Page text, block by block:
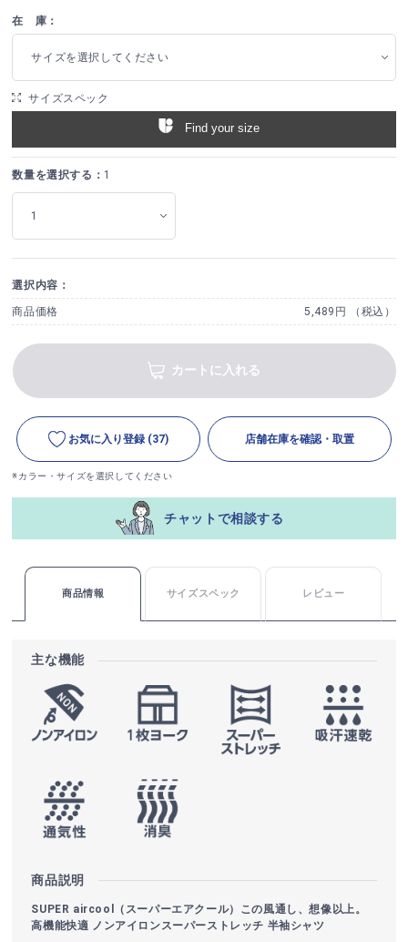
在 庫：
サイズを選択してください
サイズスペック
Find your size
数量を選択する： 1
選択内容：
商品価格 5,489円 （税込）
カートに入れる
お気に入り登録 (37) 店舗在庫を確認・取置
※カラー・サイズを選択してください
チャットで相談する
商品情報 サイズスペック レビュー
主な機能
商品説明
SUPER aircool（スーパーエアクール）この風通し、想像以上。
高機能快適 ノンアイロンスーパーストレッチ 半袖シャツ